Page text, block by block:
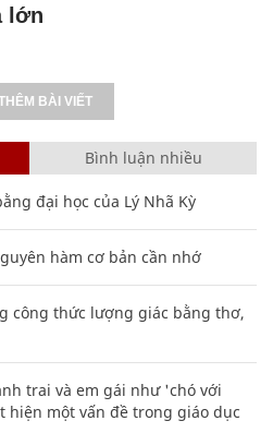
lớn
BÀI VIẾT
Bình luận nhiều
đại học của Lý Nhã Kỳ
hàm cơ bản cần nhớ
công thức lượng giác bằng thơ,
trai và em gái như 'chó với
hiện một vấn đề trong giáo dục